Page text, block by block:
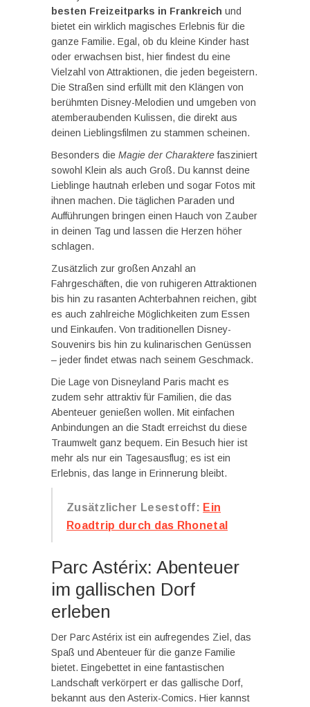
besten Freizeitparks in Frankreich und
bietet ein wirklich magisches Erlebnis für die
ganze Familie. Egal, ob du kleine Kinder hast
oder erwachsen bist, hier findest du eine
Vielzahl von Attraktionen, die jeden begeistern.
Die Straßen sind erfüllt mit den Klängen von
berühmten Disney-Melodien und umgeben von
atemberaubenden Kulissen, die direkt aus
deinen Lieblingsfilmen zu stammen scheinen.
Besonders die Magie der Charakterefasziniert
sowohl Klein als auch Groß. Du kannst deine
Lieblinge hautnah erleben und sogar Fotos mit
ihnen machen. Die täglichen Paraden und
Aufführungen bringen einen Hauch von Zauber
in deinen Tag und lassen die Herzen höher
schlagen.
Zusätzlich zur großen Anzahl an
Fahrgeschäften, die von ruhigeren Attraktionen
bis hin zu rasanten Achterbahnen reichen, gibt
es auch zahlreiche Möglichkeiten zum Essen
und Einkaufen. Von traditionellen Disney-
Souvenirs bis hin zu kulinarischen Genüssen
– jeder findet etwas nach seinem Geschmack.
Die Lage von Disneyland Paris macht es
zudem sehr attraktiv für Familien, die das
Abenteuer genießen wollen. Mit einfachen
Anbindungen an die Stadt erreichst du diese
Traumwelt ganz bequem. Ein Besuch hier ist
mehr als nur ein Tagesausflug; es ist ein
Erlebnis, das lange in Erinnerung bleibt.
Zusätzlicher Lesestoff: Ein
Roadtrip durch das Rhonetal
Parc Astérix: Abenteuer
im gallischen Dorf
erleben
Der Parc Astérix ist ein aufregendes Ziel, das
Spaß und Abenteuer für die ganze Familie
bietet. Eingebettet in eine fantastischen
Landschaft verkörpert er das gallische Dorf,
bekannt aus den Asterix-Comics. Hier kannst